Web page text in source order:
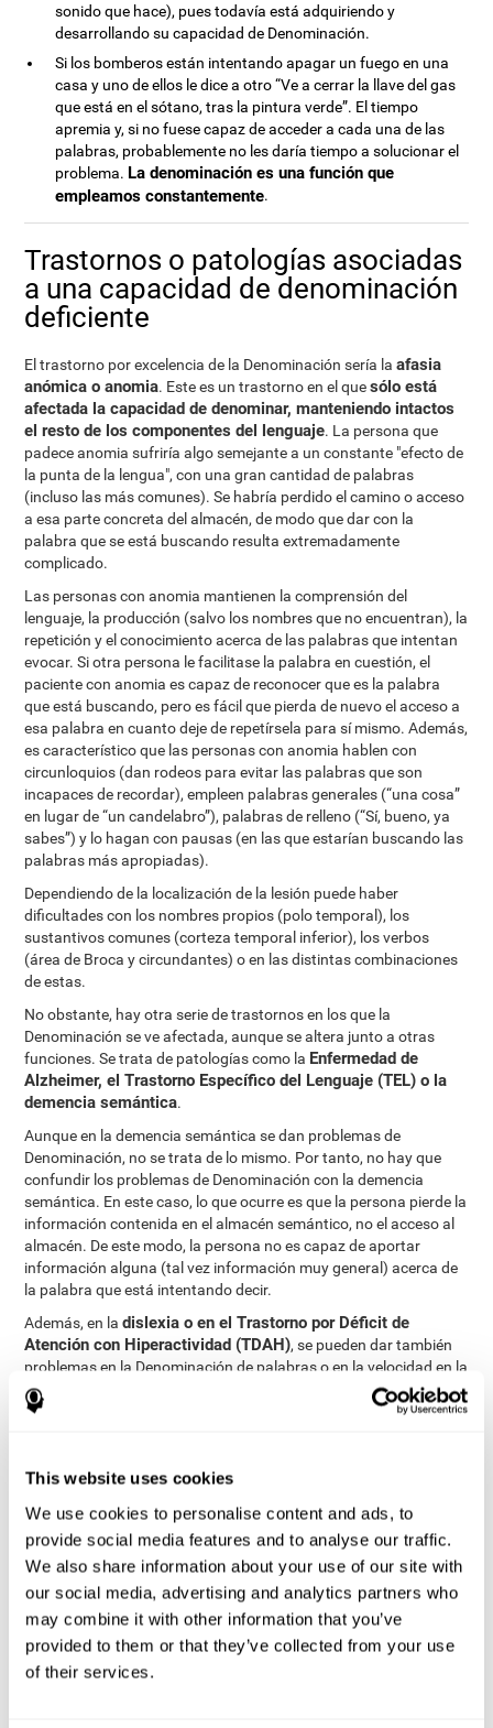
This website uses cookies
We use cookies to personalise content and ads, to
provide social media features and to analyse our traffic.
We also share information about your use of our site with
our social media, advertising and analytics partners who
may combine it with other information that you’ve
provided to them or that they’ve collected from your use
of their services.
sonido que hace), pues todavía está adquiriendo y
desarrollando su capacidad de Denominación.
Si los bomberos están intentando apagar un fuego en una
casa y uno de ellos le dice a otro “Ve a cerrar la llave del gas
que está en el sótano, tras la pintura verde”. El tiempo
apremia y, si no fuese capaz de acceder a cada una de las
palabras, probablemente no les daría tiempo a solucionar el
problema. La denominación es una función que
empleamos constantemente.
Trastornos o patologías asociadas
a una capacidad de denominación
deficiente
El trastorno por excelencia de la Denominación sería laafasia
anómica o anomia. Este es un trastorno en el quesólo está
afectada la capacidad de denominar, manteniendo intactos
el resto de los componentes del lenguaje. La persona que
padece anomia sufriría algo semejante a un constante "efecto de
la punta de la lengua", con una gran cantidad de palabras
(incluso las más comunes). Se habría perdido el camino o acceso
a esa parte concreta del almacén, de modo que dar con la
palabra que se está buscando resulta extremadamente
complicado.
Las personas con anomia mantienen la comprensión del
lenguaje, la producción (salvo los nombres que no encuentran), la
repetición y el conocimiento acerca de las palabras que intentan
evocar. Si otra persona le facilitase la palabra en cuestión, el
paciente con anomia es capaz de reconocer que es la palabra
que está buscando, pero es fácil que pierda de nuevo el acceso a
esa palabra en cuanto deje de repetírsela para sí mismo. Además,
es característico que las personas con anomia hablen con
circunloquios (dan rodeos para evitar las palabras que son
incapaces de recordar), empleen palabras generales (“una cosa”
en lugar de “un candelabro”), palabras de relleno (“Sí, bueno, ya
sabes”) y lo hagan con pausas (en las que estarían buscando las
palabras más apropiadas).
Dependiendo de la localización de la lesión puede haber
dificultades con los nombres propios (polo temporal), los
sustantivos comunes (corteza temporal inferior), los verbos
(área de Broca y circundantes) o en las distintas combinaciones
de estas.
No obstante, hay otra serie de trastornos en los que la
Denominación se ve afectada, aunque se altera junto a otras
funciones. Se trata de patologías como la Enfermedad de
Alzheimer, el Trastorno Específico del Lenguaje (TEL) o la
demencia semántica.
Aunque en la demencia semántica se dan problemas de
Denominación, no se trata de lo mismo. Por tanto, no hay que
confundir los problemas de Denominación con la demencia
semántica. En este caso, lo que ocurre es que la persona pierde la
información contenida en el almacén semántico, no el acceso al
almacén. De este modo, la persona no es capaz de aportar
información alguna (tal vez información muy general) acerca de
la palabra que está intentando decir.
Además, en ladislexia o en el Trastorno por Déficit de
Atención con Hiperactividad (TDAH), se pueden dar también
problemas en la Denominación de palabras o en la velocidad en la
que se lleva a cabo esta tarea.
capacidad de denominación?
La denominación resulta crítica para la comunicación y
aprendizaje. Es clave en la eficiencia y en la comprensión del
lenguaje. En cualquier situación en la que necesitemos referirnos
a algo, vamos a emplear la denominación.
A través de una evaluación neuropsicológica completase puede
valorar de una manera eficaz y fiable un largo rango de funciones
cognitivas, entre ellas, la capacidad de denominación. En